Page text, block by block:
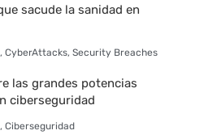
sacude la sanidad en
,CyberAttacks,Security Breaches
las grandes potencias
ciberseguridad
,Ciberseguridad